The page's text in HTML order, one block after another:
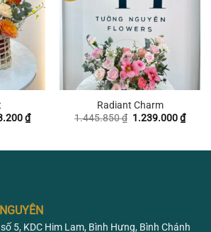
₫Giá
hiện
1.033.200 ₫.
Radiant Charm
1.445.850₫ Giá
1.239.000₫Giá
hiện
5, KDC Him Lam, Bình Hưng, Bình Chánh